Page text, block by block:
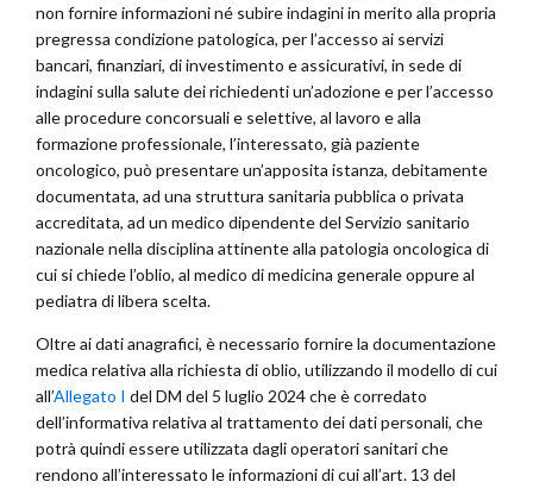
non fornire informazioni né subire indagini in merito alla propria
pregressa condizione patologica, per l’accesso ai servizi
bancari, finanziari, di investimento e assicurativi, in sede di
indagini sulla salute dei richiedenti un’adozione e per l’accesso
alle procedure concorsuali e selettive, al lavoro e alla
formazione professionale, l’interessato, già paziente
oncologico, può presentare un’apposita istanza, debitamente
documentata, ad una struttura sanitaria pubblica o privata
accreditata, ad un medico dipendente del Servizio sanitario
nazionale nella disciplina attinente alla patologia oncologica di
cui si chiede l’oblio, al medico di medicina generale oppure al
pediatra di libera scelta.
Oltre ai dati anagrafici, è necessario fornire la documentazione
medica relativa alla richiesta di oblio, utilizzando il modello di cui
all’Allegato I del DM del 5 luglio 2024 che è corredato
dell’informativa relativa al trattamento dei dati personali, che
potrà quindi essere utilizzata dagli operatori sanitari che
rendono all’interessato le informazioni di cui all’art. 13 del